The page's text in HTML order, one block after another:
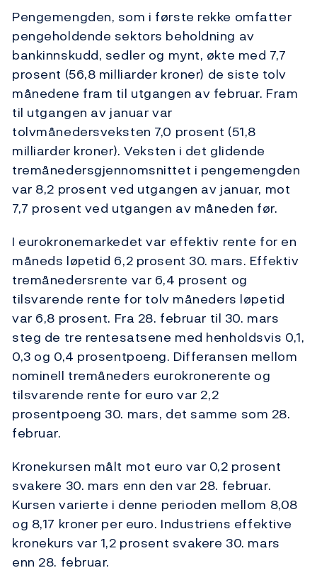
Pengemengden, som i første rekke omfatter
pengeholdende sektors beholdning av
bankinnskudd, sedler og mynt, økte med 7,7
prosent (56,8 milliarder kroner) de siste tolv
månedene fram til utgangen av februar. Fram
til utgangen av januar var
tolvmånedersveksten 7,0 prosent (51,8
milliarder kroner). Veksten i det glidende
tremånedersgjennomsnittet i pengemengden
var 8,2 prosent ved utgangen av januar, mot
7,7 prosent ved utgangen av måneden før.
I eurokronemarkedet var effektiv rente for en
måneds løpetid 6,2 prosent 30. mars. Effektiv
tremånedersrente var 6,4 prosent og
tilsvarende rente for tolv måneders løpetid
var 6,8 prosent. Fra 28. februar til 30. mars
steg de tre rentesatsene med henholdsvis 0,1,
0,3 og 0,4 prosentpoeng. Differansen mellom
nominell tremåneders eurokronerente og
tilsvarende rente for euro var 2,2
prosentpoeng 30. mars, det samme som 28.
februar.
Kronekursen målt mot euro var 0,2 prosent
svakere 30. mars enn den var 28. februar.
Kursen varierte i denne perioden mellom 8,08
og 8,17 kroner per euro. Industriens effektive
kronekurs var 1,2 prosent svakere 30. mars
enn 28. februar.